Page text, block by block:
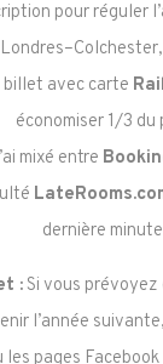
pour réguler
billet avec carte
économiser 1/3 du
mixé entre
dernière
: Si vous prévoyez
l’année
les pages